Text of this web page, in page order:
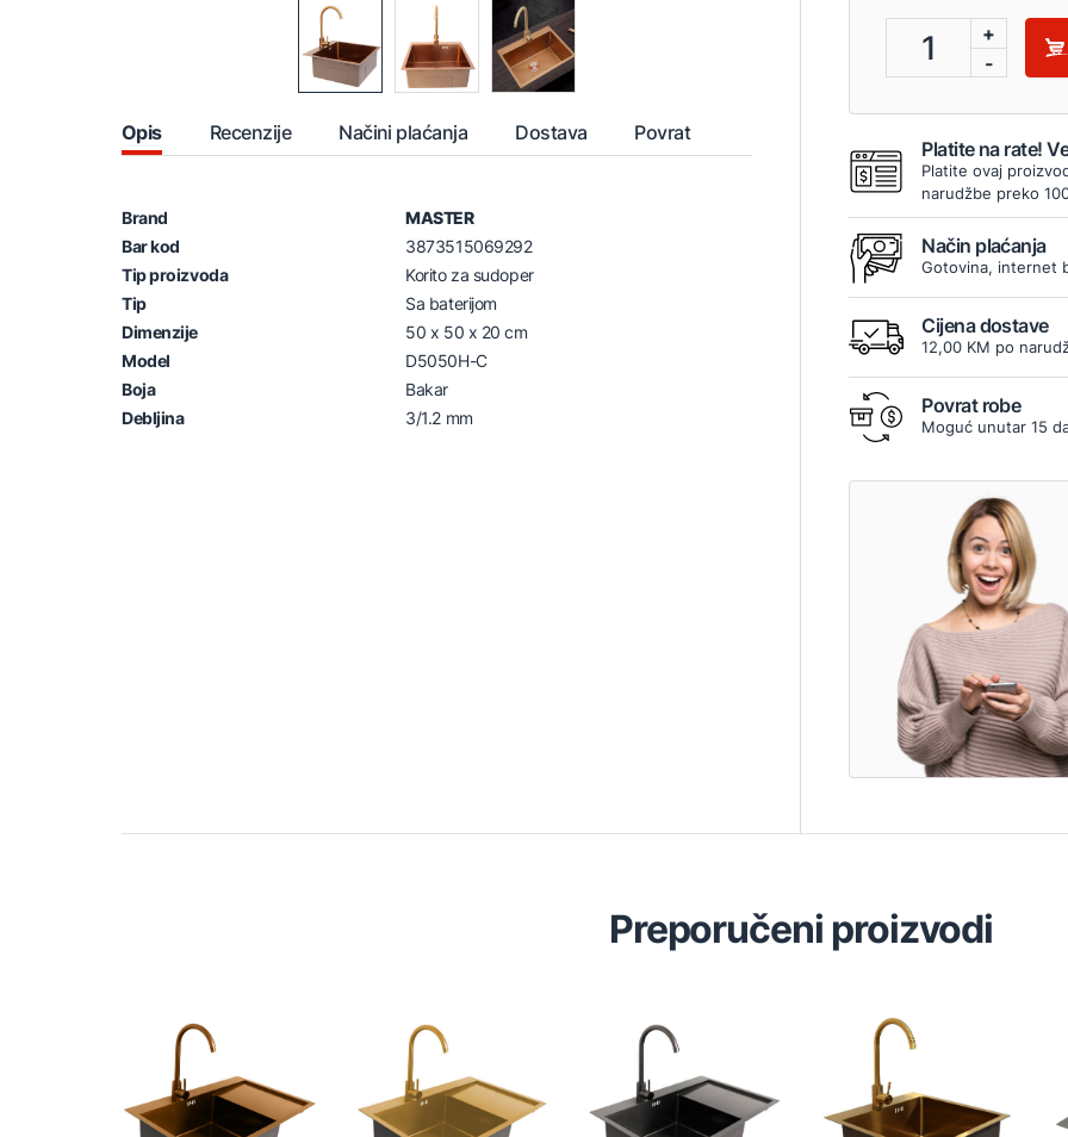
Opis Recenzije Načini plaćanja Dostava Povrat
Brand
MASTER
Bar kod
3873515069292
Tip proizvoda
Korito za sudoper
Tip
Sa baterijom
Dimenzije
50 x 50 x 20 cm
Model
D5050H-C
Boja
Bakar
Debljina
3/1.2 mm
1
+
-
Platite na rate!
Platite ovaj
narudžbe preko
Način plaćanja
Gotovina, internet
Cijena dostave
12,00 KM po
Povrat robe
Moguć unutar 15
Preporučeni proizvodi